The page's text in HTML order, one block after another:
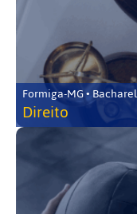
Formiga-MG •
Direito